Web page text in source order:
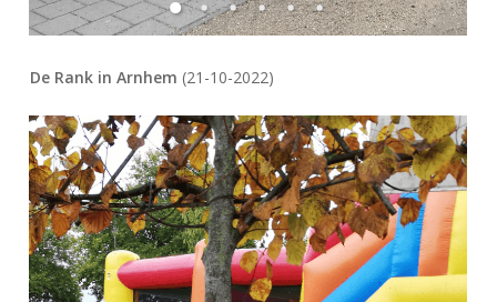
De Rank in Arnhem (21-10-2022)